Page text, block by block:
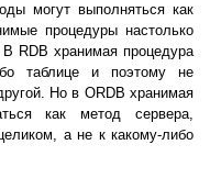
могут выполняться как
процедуры настолько
RDB хранимая процедура
таблице и поэтому не
Но в ORDB хранимая
как метод сервера,
а не к какому-либо